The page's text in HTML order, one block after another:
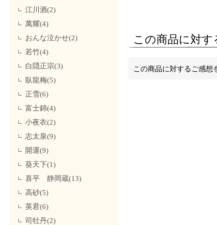
江川酒(2)
萬耀(4)
おんな泣かせ(2)
若竹(4)
白隠正宗(3)
臥龍梅(5)
正雪(6)
富士錦(4)
小夜衣(2)
志太泉(9)
開運(9)
葵天下(1)
喜平 静岡蔵(13)
高砂(5)
英君(6)
司牡丹(2)
この商品に対
この商品に対するご感想